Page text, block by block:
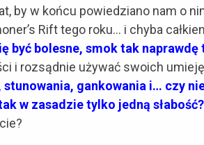
by w końcu powiedziano nam o
Rift tego roku… i chyba
być bolesne, smok tak
i rozsądnie używać swoich
stunowania, gankowania i… czy
w zasadzie tylko jedną słabość?